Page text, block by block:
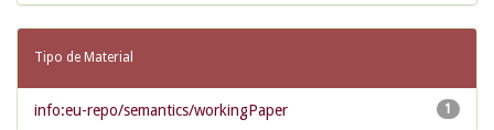
Tipo de Material
1
info:eu-repo/semantics/workingPaper